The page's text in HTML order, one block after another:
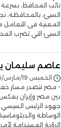
نائب المحافظ،
السيئ، بالمحافظة،
المعنية فى
السيئ التي تضرب
عاصم سليمان
الخميس 19/مارس/2026 - 01:05 م
- مصر تتصدر مسار خفض
بين مصر وإيران يعكس
جهود الرئيس السيسي
الوساطة
الرؤية المستدامة